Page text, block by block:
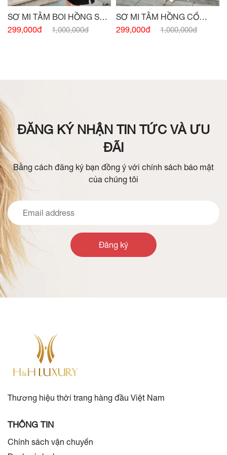
SƠ MI TẰM BOI HỒNG SEN
SIÊU NHẸ
299,000đ 1,000,000đ
SƠ MI TẰM HỒNG CỔ
ĐỨC NGẮN TAY
299,000đ 1,000,000đ
ĐĂNG KÝ NHẬN TIN TỨC VÀ ƯU
ĐÃI
Bằng cách đăng ký bạn đồng ý với chính sách bảo mật
của chúng tôi
Đăng ký
Thương hiệu thời trang hàng đầu Việt Nam
THÔNG TIN
Chính sách vận chuyển